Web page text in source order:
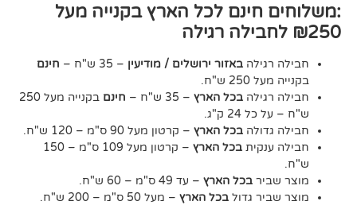
לכל הארץ בקנייה מעל
באזור ירושלים / מודיעין– 35 ש"ח –
חינם
בכל הארץ– 35 ש"ח – חינם
בקנייה מעל 250
בכל הארץ – קרטון מעל 90 ס"מ – 120 ש"ח.
בכל הארץ – קרטון מעל 109 ס"מ – 150
בכל הארץ– עד 49 ס"מ – 60 ש"ח.
גדול
בכל הארץ– מעל 50 ס"מ – 200 ש"ח.